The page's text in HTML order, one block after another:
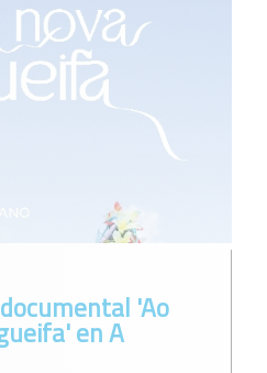
'Ao
en A